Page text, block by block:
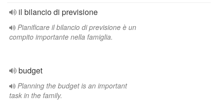
il bilancio di previsione
Pianificare il bilancio di previsione è un
compito importante nella famiglia.
budget
Planning the budget is an important
task in the family.